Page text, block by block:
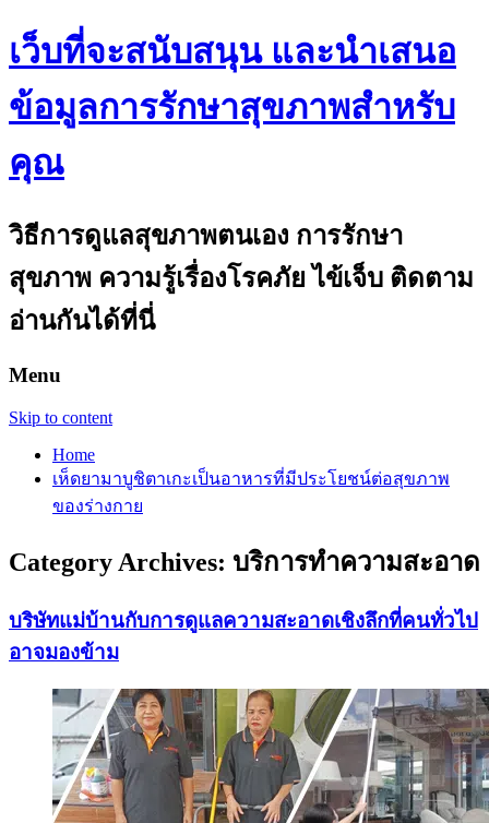
เว็บที่จะสนับสนุน และนำเสนอ
ข้อมูลการรักษาสุขภาพสำหรับ
คุณ
วิธีการดูแลสุขภาพตนเอง การรักษา
สุขภาพ ความรู้เรื่องโรคภัย ไข้เจ็บ ติดตาม
อ่านกันได้ที่นี่
Menu
Skip to content
Home
เห็ดยามาบูชิตาเกะเป็นอาหารที่มีประโยชน์ต่อสุขภาพ
ของร่างกาย
Category Archives: บริการทำความสะอาด
บริษัทแม่บ้านกับการดูแลความสะอาดเชิงลึกที่คนทั่วไป
อาจมองข้าม